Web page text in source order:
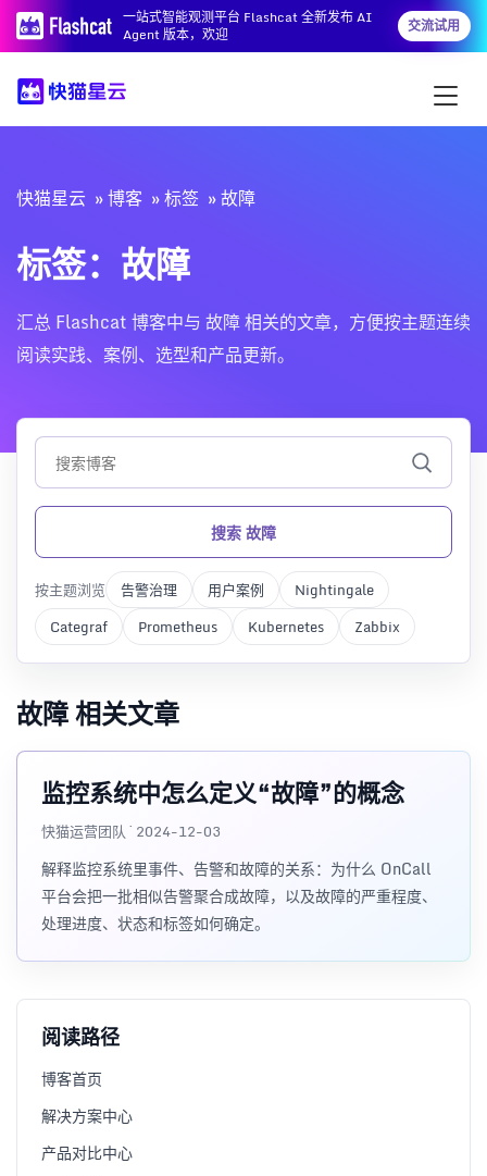
一站式智能观测平台 Flashcat 全新发布 AI
Agent 版本，欢迎
交流试用
快猫星云 博客 标签 故障
标签：故障
汇总 Flashcat 博客中与 故障 相关的文章，方便按主题连续
阅读实践、案例、选型和产品更新。
搜索 故障
按主题浏览 告警治理 用户案例
Nightingale
Categraf
Prometheus Kubernetes Zabbix
故障 相关文章
监控系统中怎么定义“故障”的概念
快猫运营团队 · 2024-12-03
解释监控系统里事件、告警和故障的关系：为什么 OnCall
平台会把一批相似告警聚合成故障，以及故障的严重程度、
处理进度、状态和标签如何确定。
阅读路径
博客首页
解决方案中心
产品对比中心